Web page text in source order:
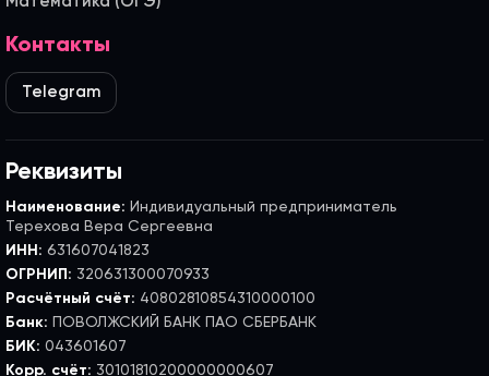
Контакты
Telegram
Реквизиты
Наименование: Индивидуальный предприниматель
Терехова Вера Сергеевна
ИНН: 631607041823
ОГРНИП: 320631300070933
Расчётный счёт: 40802810854310000100
Банк: ПОВОЛЖСКИЙ БАНК ПАО СБЕРБАНК
БИК: 043601607
Корр. счёт: 30101810200000000607